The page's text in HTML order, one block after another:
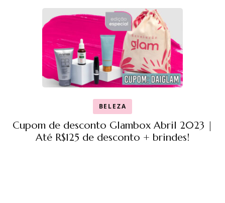
BELEZA
Cupom de desconto Glambox Abril 2023 |
Até R$125 de desconto + brindes!